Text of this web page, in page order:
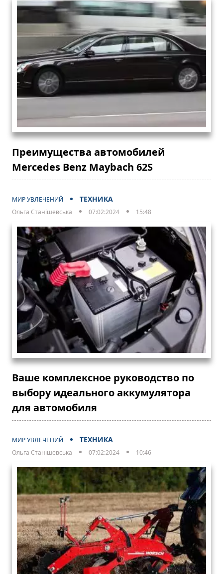
Преимущества автомобилей
Mercedes Benz Maybach 62S
МИР УВЛЕЧЕНИЙ ТЕХНИКА
Ольга Станішевська 07:02:2024 15:48
Ваше комплексное руководство по
выбору идеального аккумулятора
для автомобиля
МИР УВЛЕЧЕНИЙ ТЕХНИКА
Ольга Станішевська 07:02:2024 10:46